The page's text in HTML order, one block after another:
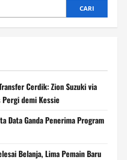
CARI
Cerdik: Zion Suzuki via
Pergi demi Kessie
Data Ganda Penerima Program
Belanja, Lima Pemain Baru